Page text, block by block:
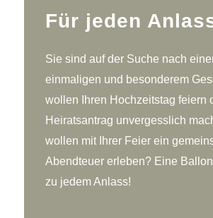
Für jeden
Sie sind auf der Suche nach
einmaligen und besonderem
wollen Ihren Hochzeitstag feiern
Heiratsantrag unvergesslich
wollen mit Ihrer Feier ein
Abendteuer erleben? Eine
zu jedem Anlass!